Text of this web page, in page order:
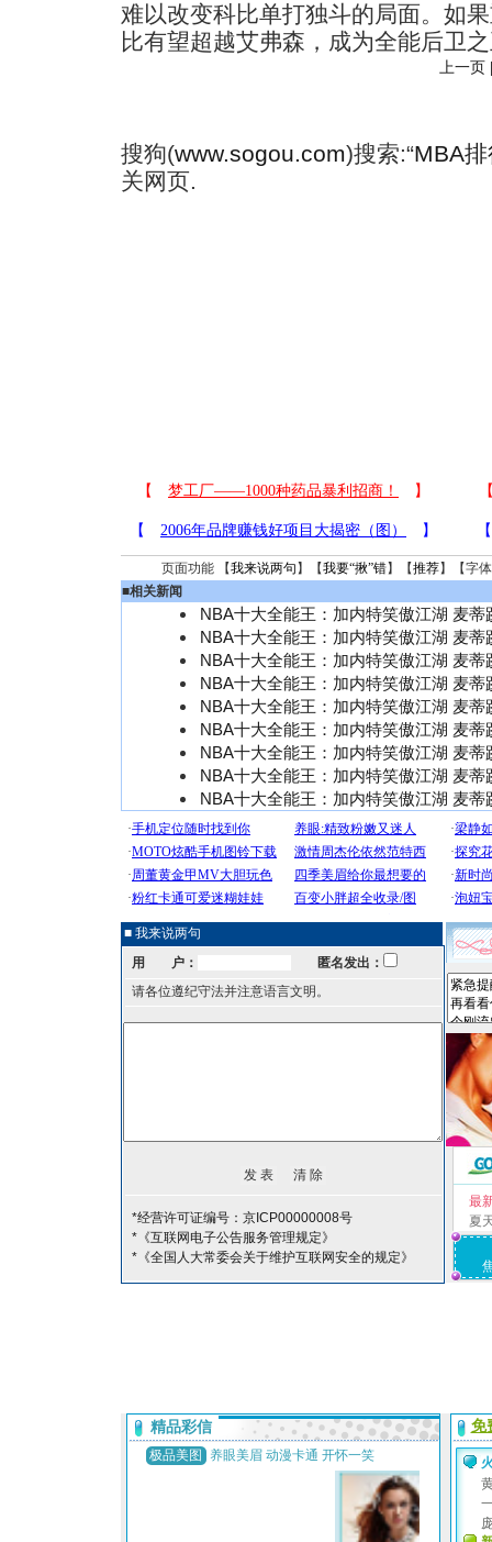
难以改变科比单打独斗的局面。如
比有望超越艾弗森，成为全能后卫
上一页
搜狗(www.sogou.com)搜索:“MBA
关网页.
页面功能 【我来说两句 】【我要“揪”错】【推荐】【字
■相关新闻
NBA十大全能王：加内特笑傲江湖 麦蒂
NBA十大全能王：加内特笑傲江湖 麦蒂
NBA十大全能王：加内特笑傲江湖 麦蒂
NBA十大全能王：加内特笑傲江湖 麦蒂
NBA十大全能王：加内特笑傲江湖 麦蒂
NBA十大全能王：加内特笑傲江湖 麦蒂
NBA十大全能王：加内特笑傲江湖 麦蒂
NBA十大全能王：加内特笑傲江湖 麦蒂
NBA十大全能王：加内特笑傲江湖 麦蒂
■ 我来说两句
用 户：
匿名发出：
请各位遵纪守法并注意语言文明。
*经营许可证编号：京ICP00000008号
*《互联网电子公告服务管理规定》
*《全国人大常委会关于维护互联网安全的规定》
最
夏